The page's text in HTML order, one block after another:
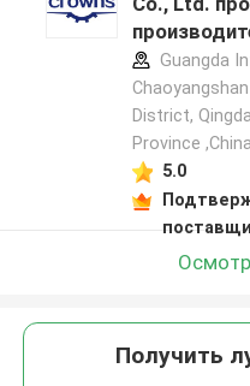
Guangda
District,
Province ,China
5.0
Получить